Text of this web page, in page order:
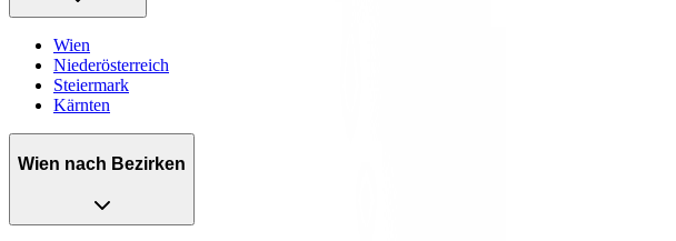
Wien
Niederösterreich
Steiermark
Kärnten
Wien nach Bezirken